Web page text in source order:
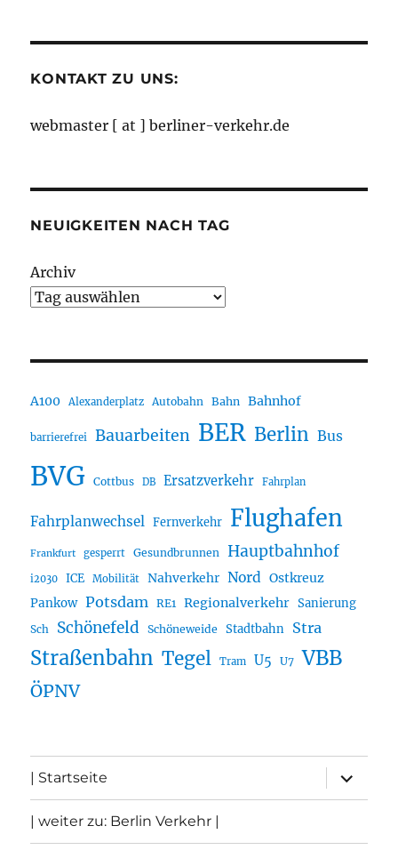
KONTAKT ZU UNS:
webmaster [ at ] berliner-verkehr.de
NEUIGKEITEN NACH TAG
Archiv
A100 Alexanderplatz Autobahn Bahn Bahnhof
barrierefrei Bauarbeiten BER Berlin Bus
BVG Cottbus DB Ersatzverkehr Fahrplan
Fahrplanwechsel Fernverkehr Flughafen
Frankfurt gesperrt Gesundbrunnen Hauptbahnhof
i2030 ICE Mobilität Nahverkehr Nord Ostkreuz
Pankow Potsdam RE1 Regionalverkehr Sanierung
Sch Schönefeld Schöneweide Stadtbahn Stra
Straßenbahn Tegel Tram U5 U7 VBB
ÖPNV
| Startseite
öffnen
| weiter zu: Berlin Verkehr |